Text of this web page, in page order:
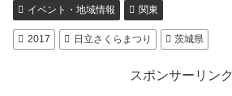
イベント・地域情報 関東
2017 日立さくらまつり 茨城県
スポンサーリンク